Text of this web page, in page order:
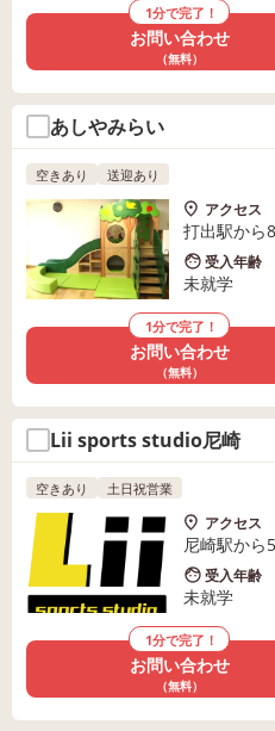
1分で完了！
お問い合わせ
（無料）
あしやみらい
空きあり 送迎あり
アクセス
打出駅から
受入年齢
未就学
1分で完了！
お問い合わせ
（無料）
Lii sports studio尼崎
空きあり 土日祝営業
アクセス
尼崎駅から
受入年齢
未就学
1分で完了！
お問い合わせ
（無料）